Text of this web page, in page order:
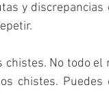
y
chistes. No todo
chistes.